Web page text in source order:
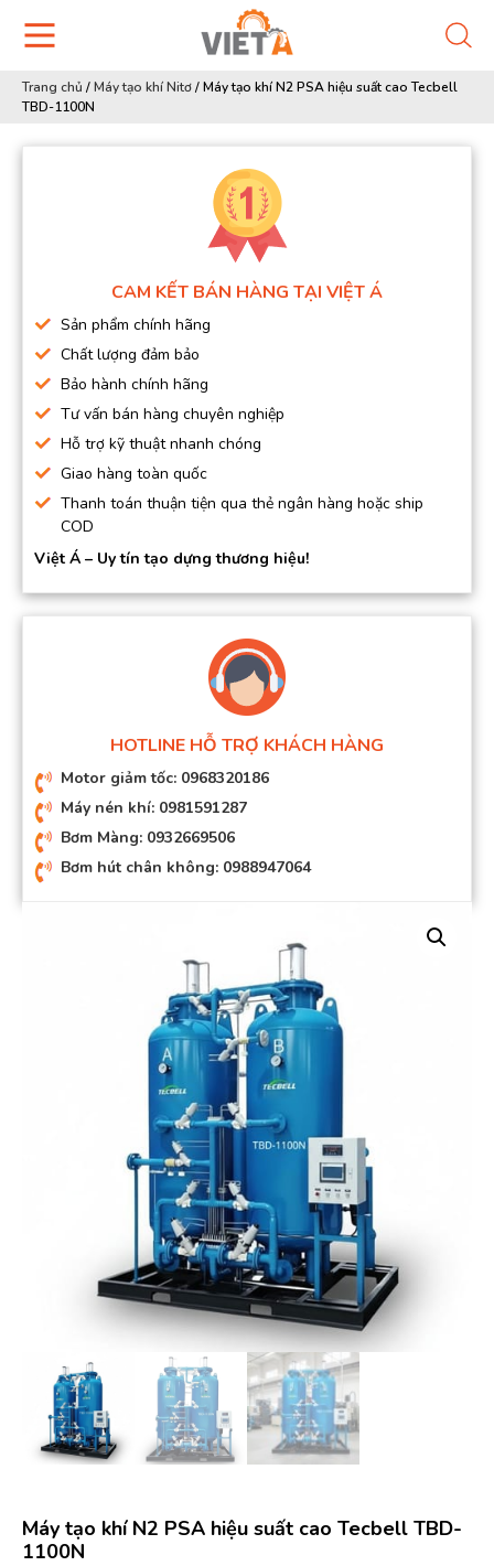
Trang chủ /Máy tạo khí Nitơ/Máy tạo khí N2 PSA hiệu suất cao Tecbell
TBD-1100N
CAM KẾT BÁN HÀNG TẠI VIỆT Á
Sản phẩm chính hãng
Chất lượng đảm bảo
Bảo hành chính hãng
Tư vấn bán hàng chuyên nghiệp
Hỗ trợ kỹ thuật nhanh chóng
Giao hàng toàn quốc
Thanh toán thuận tiện qua thẻ ngân hàng hoặc ship
COD
Việt Á – Uy tín tạo dựng thương hiệu!
HOTLINE HỖ TRỢ KHÁCH HÀNG
Motor giảm tốc: 0968320186
Máy nén khí: 0981591287
Bơm Màng: 0932669506
Bơm hút chân không: 0988947064
Máy tạo khí N2 PSA hiệu suất cao Tecbell TBD-
1100N